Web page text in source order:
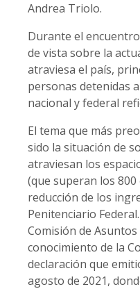
Andrea Triolo.
Durante el
de vista sobre la
atraviesa el país,
personas detenidas
nacional y federal
El tema que más
sido la situación de
atraviesan los
(que superan los
reducción de los
Penitenciario
Comisión de
conocimiento de la
declaración que
agosto de 2021,